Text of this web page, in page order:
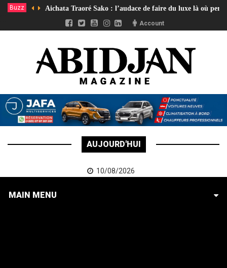
Buzz Aichata Traoré Sako : l’audace de faire du luxe là où
Account
AUJOURD'HUI
10/08/2026
MAIN MENU